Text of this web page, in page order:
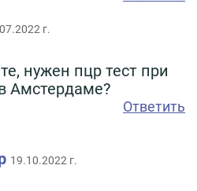
г.
нужен пцр тест при
Амстердаме?
Ответить
19.10.2022 г.